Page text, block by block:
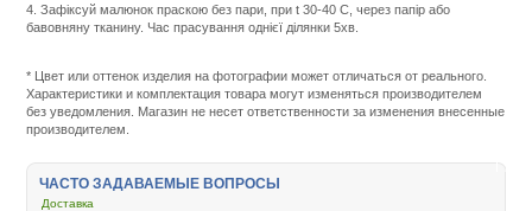
4. Зафіксуй малюнок праскою без пари, при t 30-40 С, через папір або
бавовняну тканину. Час прасування однієї ділянки 5хв.
tovary-
dlya-
doma/6441-
* Цвет или оттенок изделия на фотографии может отличаться от реального.
Характеристики и комплектация товара могут изменяться производителем
без уведомления. Магазин не несет ответственности за изменения внесенные
производителем.
ЧАСТО ЗАДАВАЕМЫЕ ВОПРОСЫ
Доставка